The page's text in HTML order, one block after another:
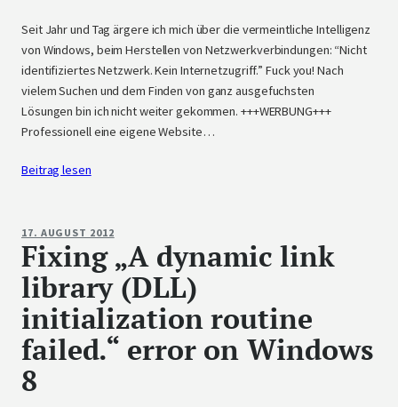
Seit Jahr und Tag ärgere ich mich über die vermeintliche Intelligenz
von Windows, beim Herstellen von Netzwerkverbindungen: “Nicht
identifiziertes Netzwerk. Kein Internetzugriff.” Fuck you! Nach
vielem Suchen und dem Finden von ganz ausgefuchsten
Lösungen bin ich nicht weiter gekommen. +++WERBUNG+++
Professionell eine eigene Website…
Beitrag lesen
17. AUGUST 2012
Fixing „A dynamic link
library (DLL)
initialization routine
failed.“ error on Windows
8